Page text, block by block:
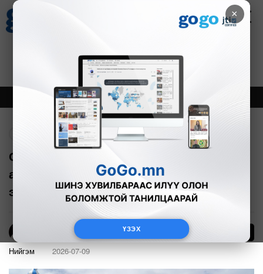
×
ҮЗЭХ
Зурхай
8.08
Онцлох Шинэ
СЭРЭМЖЛҮҮЛЭГ: Томчуудын
анхааралгүйгээс хүүхдэд тохиолддог
эрсдэлүүд
Нийгэм 2026-07-09